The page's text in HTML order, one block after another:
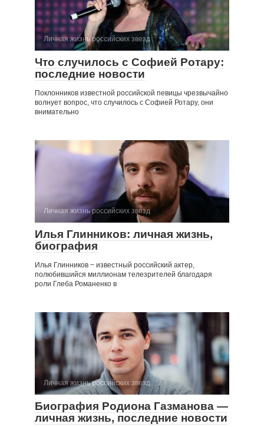
Личная жизнь российских звезд
Что случилось с Софией Ротару:
последние новости
Поклонников известной российской певицы чрезвычайно
волнует вопрос, что случилось с Софией Ротару, они
внимательно
Личная жизнь российских звезд
Илья Глинников: личная жизнь,
биография
Илья Глинников − известный российский актер,
полюбившийся миллионам телезрителей благодаря
роли Глеба Романенко в
Личная жизнь российских звезд
Биография Родиона Газманова —
личная жизнь, последние новости